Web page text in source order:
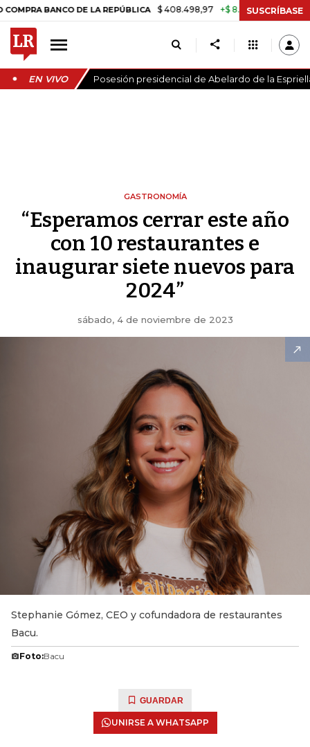
DE LA REPÚBLICA $ 408.498,97 +$ 8.753,81 +2,19% TASA
SUSCRÍBASE
EN VIVO Posesión presidencial de Abelardo de la
GASTRONOMÍA
“Esperamos cerrar este año
con 10 restaurantes e
inaugurar siete nuevos para
2024”
sábado, 4 de noviembre de 2023
Stephanie Gómez, CEO y cofundadora de restaurantes
Bacu.
Foto:Bacu
GUARDAR
UNIRSE A WHATSAPP